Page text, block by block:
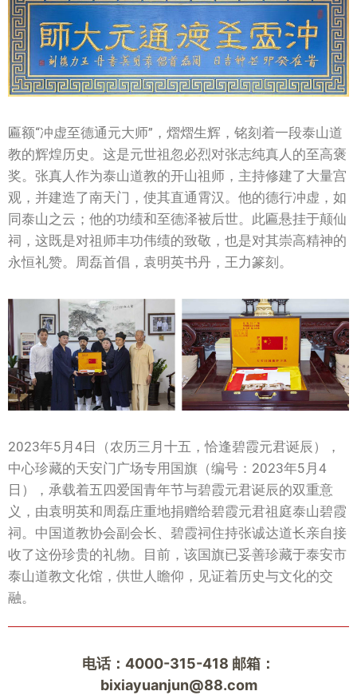
匾额“冲虚至德通元大师”，熠熠生辉，铭刻着一段泰山道
教的辉煌历史。这是元世祖忽必烈对张志纯真人的至高褒
奖。张真人作为泰山道教的开山祖师，主持修建了大量宫
观，并建造了南天门，使其直通霄汉。他的德行冲虚，如
同泰山之云；他的功绩和至德泽被后世。此匾悬挂于颠仙
祠，这既是对祖师丰功伟绩的致敬，也是对其崇高精神的
永恒礼赞。周磊首倡，袁明英书丹，王力篆刻。
2023年5月4日（农历三月十五，恰逢碧霞元君诞辰），
中心珍藏的天安门广场专用国旗（编号：2023年5月4
日），承载着五四爱国青年节与碧霞元君诞辰的双重意
义，由袁明英和周磊庄重地捐赠给碧霞元君祖庭泰山碧霞
祠。中国道教协会副会长、碧霞祠住持张诚达道长亲自接
收了这份珍贵的礼物。目前，该国旗已妥善珍藏于泰安市
泰山道教文化馆，供世人瞻仰，见证着历史与文化的交
融。
电话：4000-315-418 邮箱：
bixiayuanjun@88.com